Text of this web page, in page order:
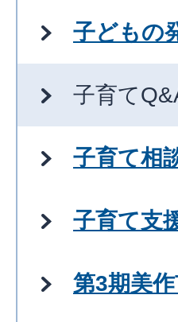
子どもの
子育て
子育て相
子育て支
第3期美